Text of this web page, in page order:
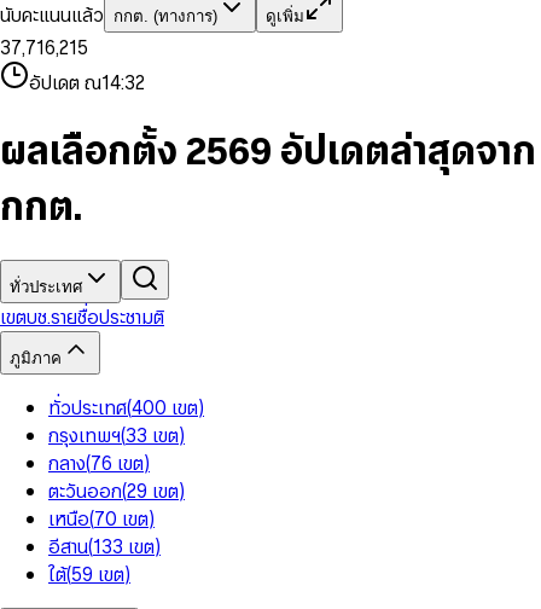
8
9
6
7
8
9
7
8
9
6
7
8
9
นับคะแนนแล้ว
กกต. (ทางการ) ดูเพิ่ม
2
3
4
5
7
8
6
7
8
9
,
6
7
8
9
0
1
2
3
5
6
8
9
5
6
7
8
,
1
2
4
6
7
9
0
1
3
5
6
8
9
4
5
7
9
อัปเดต ณ14:32
ผลเลือกตั้ง 2569 อัปเดตล่าสุดจาก
กกต.
ทั่วประเทศ
เขตบช.รายชื่อประชามติ
ภูมิภาค
ทั่วประเทศ(400 เขต)
กรุงเทพฯ(33 เขต)
กลาง(76 เขต)
ตะวันออก(29 เขต)
เหนือ(70 เขต)
อีสาน(133 เขต)
ใต้(59 เขต)